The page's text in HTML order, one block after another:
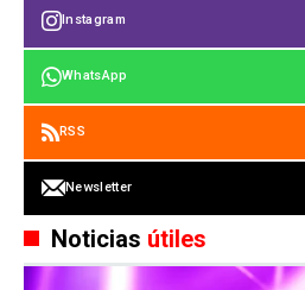
Instagram
WhatsApp
RSS
Newsletter
Noticias útiles